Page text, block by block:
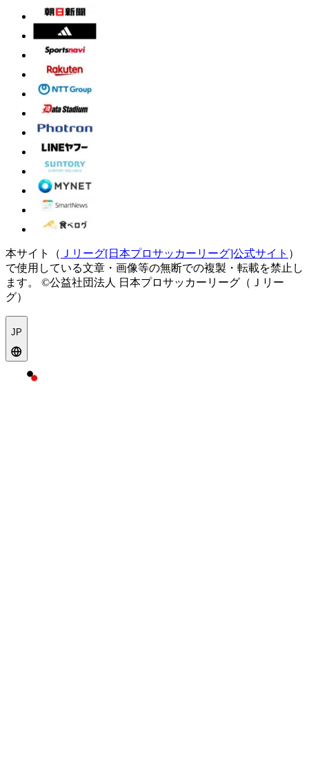
本サイト（ Ｊリーグ[日本プロサッカーリーグ]公式サイト ）
で使用している文章・画像等の無断での複製・転載を禁止し
ます。
©公益社団法人 日本プロサッカーリーグ（Ｊリー
グ）
JP